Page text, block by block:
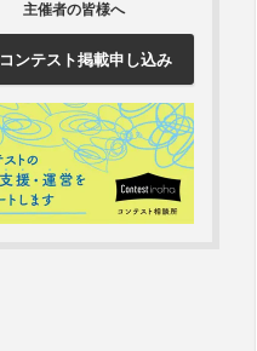
主催者の皆様へ
コンテスト掲載申し込み